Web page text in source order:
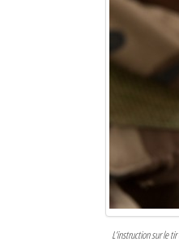
L’instruction sur le